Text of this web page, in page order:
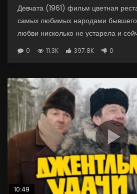
Девчата (1961) фильм цветная
самых любимых народами
любви нисколько не устарела и
0 11.3K 397.8K 0
10:49